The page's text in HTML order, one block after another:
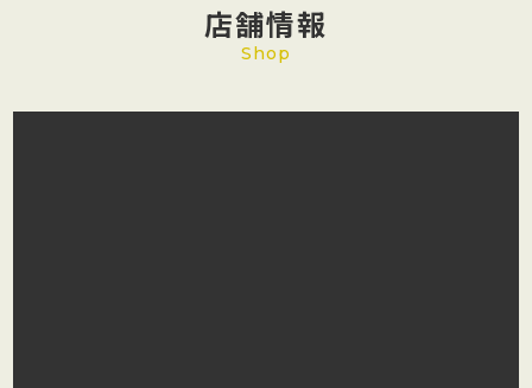
店舗情報
Shop